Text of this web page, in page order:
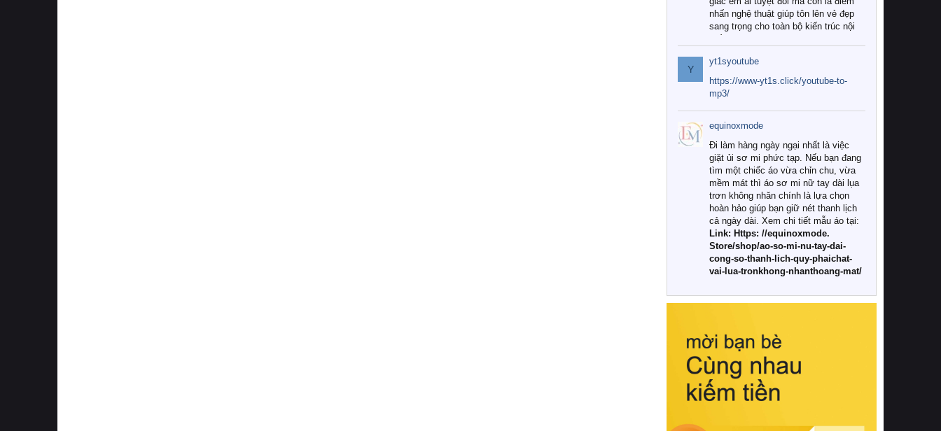
nhấn nghệ thuật giúp tôn lên vẻ đẹp
sang trọng cho toàn bộ kiến trúc nội
Tuy nhiên, giữa thị trường đa dạng
với vô vàn thương hiệu và mẫu mã
như hiện nay, làm thế nào để chọn
được những bộ chăn ga gối đệm cao
cấp thực sự chất lượng, phù hợp với
khí hậu và nhu cầu sử dụng của gia
đình? Hãy cùng chúng tôi đi tìm lời
giải đáp chi tiết qua bài viết dưới đây.
1. Tại sao các gia đình hiện đại lại ưa
chuộng chăn ga gối đệm cao cấp?
Khác với các dòng sản phẩm thông
thường, những bộ chăn ga gối đệm
cao cấp trải qua quy trình sản xuất
nghiêm ngặt từ khâu chọn lọc nguyên
liệu tự nhiên đến công nghệ dệt
nhuộm hiện đại không chứa hóa chất
này, bạn sẽ cảm nhận rõ rệt sự khác
hồi chuẩn xác của phần đệm nâng đỡ
cột sống.
Bên cạnh đó, việc lựa chọn các dòng
sản phẩm đạt chuẩn chất lượng quốc
tế còn giúp ngăn ngừa tình trạng kích
Y
yt1syoutube
https://www-yt1s.click/youtube-to-
mp3/
equinoxmode
Đi làm hàng ngày ngại nhất là việc
giặt ủi sơ mi phức tạp. Nếu bạn đang
tìm một chiếc áo vừa chỉn chu, vừa
mềm mát thì áo sơ mi nữ tay dài lụa
trơn không nhăn chính là lựa chọn
hoàn hảo giúp bạn giữ nét thanh lịch
cả ngày dài. Xem chi tiết mẫu áo tại:
Link: Https: //equinoxmode.
Store/shop/ao-so-mi-nu-tay-dai-
cong-so-thanh-lich-quy-phaichat-
vai-lua-tronkhong-nhanthoang-mat/